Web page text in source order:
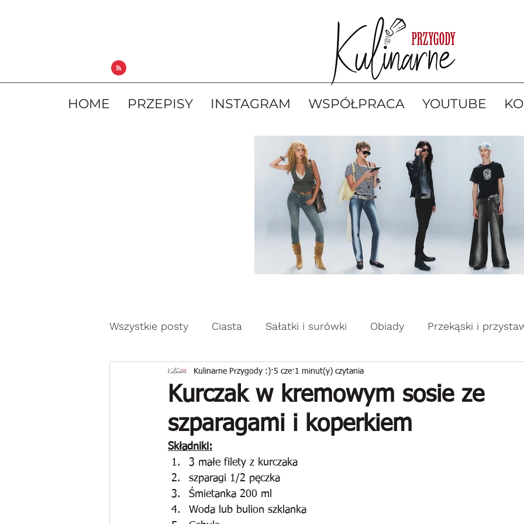
HOME PRZEPISY INSTAGRAM WSPÓŁPRACA YOUTUBE
Wszystkie posty Ciasta Sałatki i surówki Obiady Przekąski i
Drożdżowe wypieki Zapiekanki Placuszki i naleśniki
Reklama
Kurczak w kremowym sosie ze
szparagami i koperkiem
Kulinarne Przygody :) 5 cze 1 minut(y) czytania
Składniki:
3 małe filety z kurczaka
szparagi 1/2 pęczka
Śmietanka 200 ml
Woda lub bulion szklanka